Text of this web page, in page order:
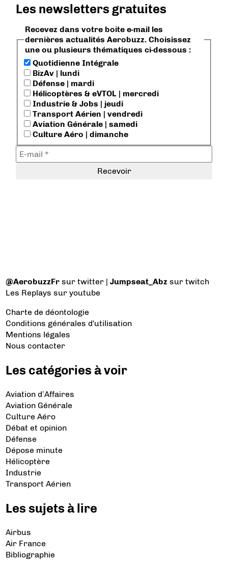
Les newsletters gratuites
Recevez dans votre boite e-mail les
dernières actualités Aerobuzz. Choisissez
une ou plusieurs thématiques ci-dessous :
Quotidienne Intégrale
BizAv | lundi
Défense | mardi
Hélicoptères & eVTOL | mercredi
Industrie & Jobs | jeudi
Transport Aérien | vendredi
Aviation Générale | samedi
Culture Aéro | dimanche
@AerobuzzFr sur twitter |Jumpseat_Abz sur twitch
Les Replays sur youtube
Charte de déontologie
Conditions générales d'utilisation
Mentions légales
Nous contacter
Les catégories à voir
Aviation d’Affaires
Aviation Générale
Culture Aéro
Débat et opinion
Défense
Dépose minute
Hélicoptère
Industrie
Transport Aérien
Les sujets à lire
Airbus
Air France
Bibliographie